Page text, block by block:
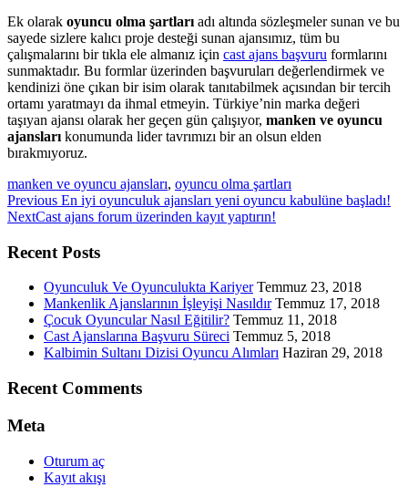
Ek olarak oyuncu olma şartları adı altında sözleşmeler sunan ve bu
sayede sizlere kalıcı proje desteği sunan ajansımız, tüm bu
çalışmalarını bir tıkla ele almanız için cast ajans başvuru formlarını
sunmaktadır. Bu formlar üzerinden başvuruları değerlendirmek ve
kendinizi öne çıkan bir isim olarak tanıtabilmek açısından bir tercih
ortamı yaratmayı da ihmal etmeyin. Türkiye’nin marka değeri
taşıyan ajansı olarak her geçen gün çalışıyor, manken ve oyuncu
ajansları konumunda lider tavrımızı bir an olsun elden
bırakmıyoruz.
manken ve oyuncu ajansları, oyuncu olma şartları
PreviousPrevious
post:
En iyi oyunculuk ajansları yeni oyuncu kabulüne başladı!
NextNext
Cast ajans forum üzerinden kayıt yaptırın!
Recent Posts
Oyunculuk Ve Oyunculukta Kariyer Temmuz 23, 2018
Mankenlik Ajanslarının İşleyişi Nasıldır Temmuz 17, 2018
Çocuk Oyuncular Nasıl Eğitilir? Temmuz 11, 2018
Cast Ajanslarına Başvuru Süreci Temmuz 5, 2018
Kalbimin Sultanı Dizisi Oyuncu Alımları Haziran 29, 2018
Recent Comments
Meta
Oturum aç
Kayıt akışı